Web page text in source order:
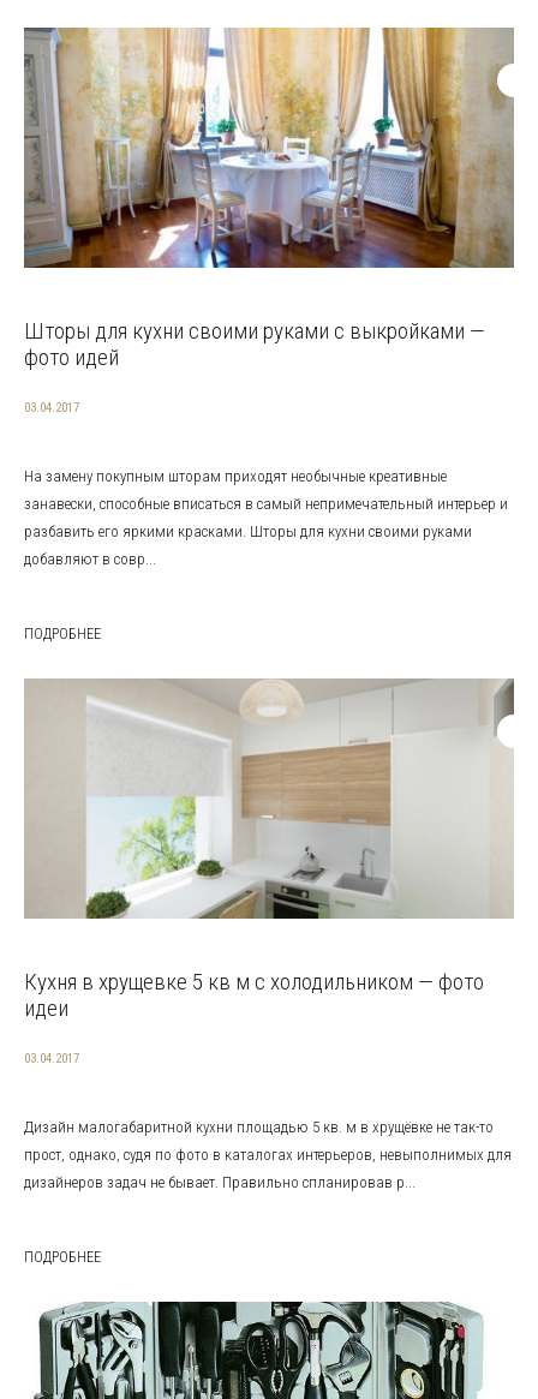
Шторы для кухни своими руками с выкройками —
фото идей
03.04.2017
На замену покупным шторам приходят необычные креативные
занавески, способные вписаться в самый непримечательный интерьер и
разбавить его яркими красками. Шторы для кухни своими руками
добавляют в совр...
ПОДРОБНЕЕ
Кухня в хрущевке 5 кв м с холодильником — фото
идеи
03.04.2017
Дизайн малогабаритной кухни площадью 5 кв. м в хрущёвке не так-то
прост, однако, судя по фото в каталогах интерьеров, невыполнимых для
дизайнеров задач не бывает. Правильно спланировав р...
ПОДРОБНЕЕ